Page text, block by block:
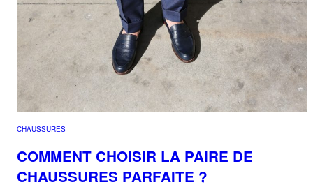
CHAUSSURES
COMMENT CHOISIR LA PAIRE DE
CHAUSSURES PARFAITE ?